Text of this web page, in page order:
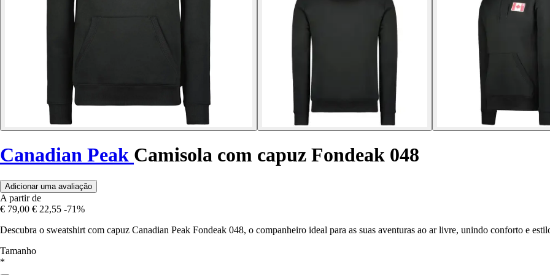
Canadian Peak Camisola com capuz Fondeak 048
Adicionar uma avaliação
A partir de
€ 79,00 € 22,55 -71%
Descubra o sweatshirt com capuz Canadian Peak Fondeak 048, o companheiro ideal para as suas aventuras ao ar livre, unindo conforto e
Tamanho
*